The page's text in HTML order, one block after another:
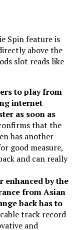
Spin feature is
above the
slot reads like
to play from
internet
as soon as
that the
has another
good measure,
and can really
enhanced by the
from Asian
back has to
track record
and